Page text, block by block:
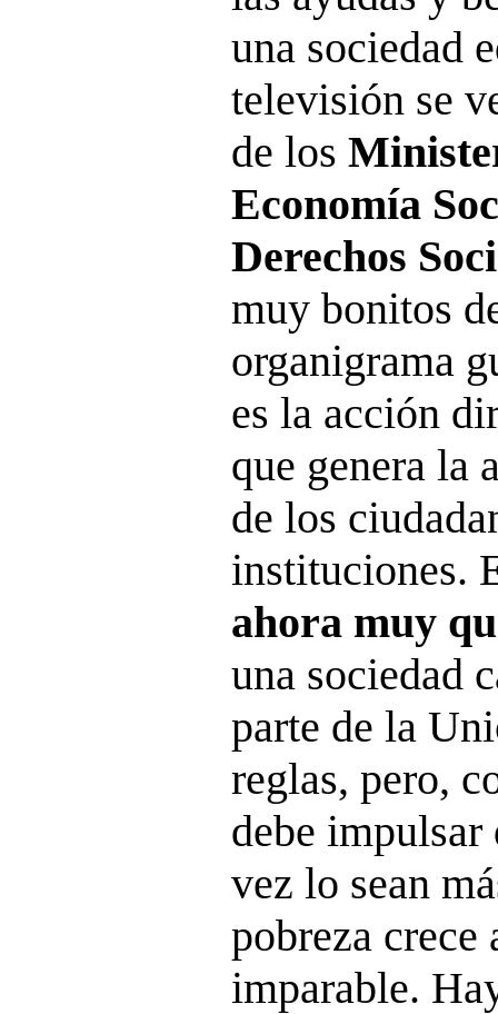
una sociedad
televisión se
de los
Economía
Derechos
muy bonitos
organigrama
es la acción
que genera la
de los
instituciones.
ahora muy
una sociedad
parte de la
reglas, pero,
debe impulsar
vez lo sean
pobreza crece
imparable.